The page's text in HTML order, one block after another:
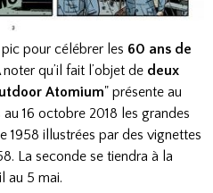
pour célébrer les 60 ans de
noter qu’il fait l’objet de deux
Atomium" présente au
16 octobre 2018 les grandes
1958 illustrées par des vignettes
La seconde se tiendra à la
au 5 mai.